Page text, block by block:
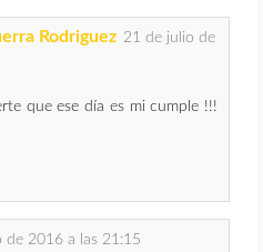
Rodriguez 21 de julio de
que ese día es mi cumple !!!
de 2016 a las 21:15